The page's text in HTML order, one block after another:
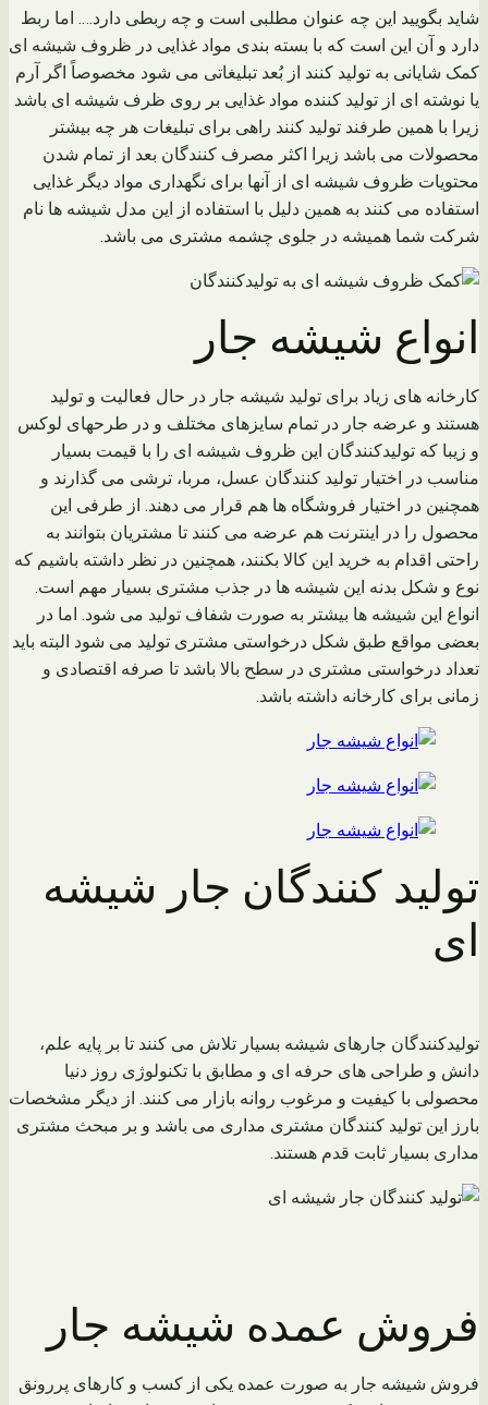
شاید بگویید این چه عنوان مطلبی است و چه ربطی دارد…. اما ربط
دارد و آن این است که با بسته بندی مواد غذایی در ظروف شیشه ای
کمک شایانی به تولید کنند از بُعد تبلیغاتی می شود مخصوصاً اگر آرم
یا نوشته ای از تولید کننده مواد غذایی بر روی ظرف شیشه ای باشد
زیرا با همین طرفند تولید کنند راهی برای تبلیغات هر چه بیشتر
محصولات می باشد زیرا اکثر مصرف کنندگان بعد از تمام شدن
محتویات ظروف شیشه ای از آنها برای نگهداری مواد دیگر غذایی
استفاده می کنند به همین دلیل با استفاده از این مدل شیشه ها نام
شرکت شما همیشه در جلوی چشمه مشتری می باشد.
انواع شیشه جار
کارخانه های زیاد برای تولید شیشه جار در حال فعالیت و تولید
هستند و عرضه جار در تمام سایزهای مختلف و در طرحهای لوکس
و زیبا که تولیدکنندگان این ظروف شیشه ای را با قیمت بسیار
مناسب در اختیار تولید کنندگان عسل، مربا، ترشی می گذارند و
همچنین در اختیار فروشگاه ها هم قرار می دهند. از طرفی این
محصول را در اینترنت هم عرضه می کنند تا مشتریان بتوانند به
راحتی اقدام به خرید این کالا بکنند، همچنین در نظر داشته باشیم که
نوع و شکل بدنه این شیشه ها در جذب مشتری بسیار مهم است.
انواع این شیشه ها بیشتر به صورت شفاف تولید می شود. اما در
بعضی مواقع طبق شکل درخواستی مشتری تولید می شود البته باید
تعداد درخواستی مشتری در سطح بالا باشد تا صرفه اقتصادی و
زمانی برای کارخانه داشته باشد.
تولید کنندگان جار شیشه
ای
تولیدکنندگان جارهای شیشه بسیار تلاش می کنند تا بر پایه علم،
دانش و طراحی های حرفه ای و مطابق با تکنولوژی روز دنیا
محصولی با کیفیت و مرغوب روانه بازار می کنند. از دیگر مشخصات
بارز این تولید کنندگان مشتری مداری می باشد و بر مبحث مشتری
مداری بسیار ثابت قدم هستند.
فروش عمده شیشه جار
فروش شیشه جار به صورت عمده یکی از کسب و کارهای پررونق